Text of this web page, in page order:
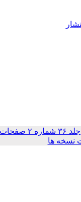
جلد ۳۶ شماره ۲ صفحات
ها